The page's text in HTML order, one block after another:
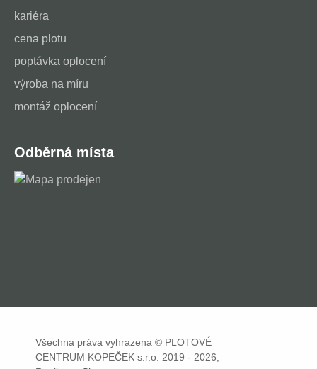
kariéra
cena plotu
poptávka oplocení
výroba na míru
montáž oplocení
Odběrná místa
Všechna práva vyhrazena © PLOTOVÉ
CENTRUM KOPEČEK s.r.o. 2019 - 2026,